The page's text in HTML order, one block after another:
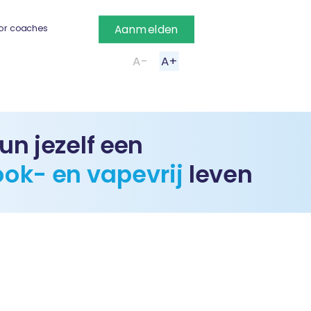
coaches Aanmelden
A- A+
jezelf een
en vapevrij leven